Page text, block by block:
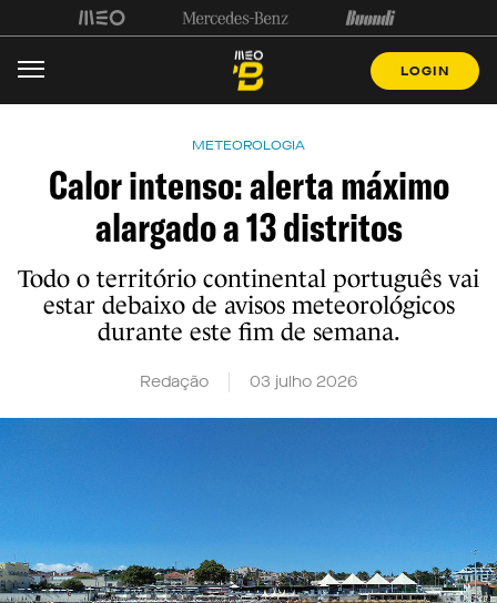
LOGIN
METEOROLOGIA
Calor intenso: alerta máximo
alargado a 13 distritos
Todo o território continental português vai
estar debaixo de avisos meteorológicos
durante este fim de semana.
Redação 03 julho 2026